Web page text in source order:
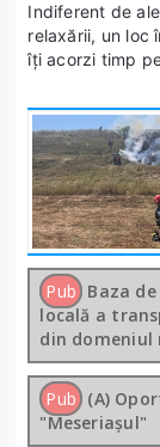
Indiferent de
relaxării, un loc
îți acorzi timp
Pub Baza
locală a
din domeniul
Pub (A)
"Meseriașul"